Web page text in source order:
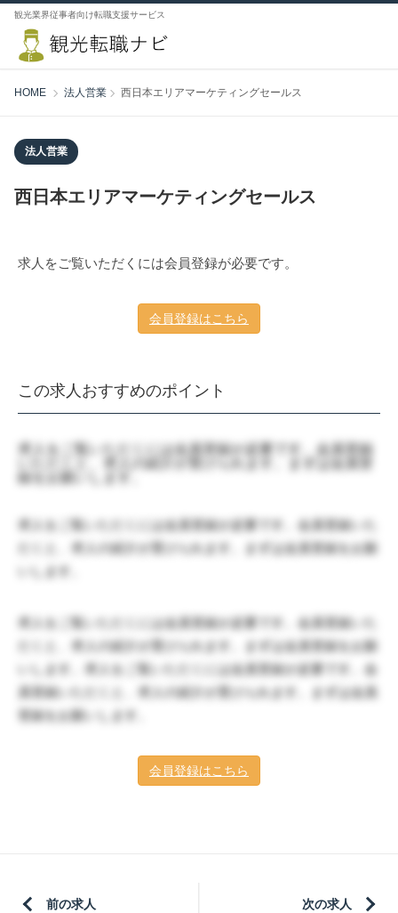
観光業界従事者向け転職支援サービス
HOME 法人営業 西日本エリアマーケティングセールス
法人営業
西日本エリアマーケティングセールス
求人をご覧いただくには会員登録が必要です。
会員登録はこちら
この求人おすすめのポイント
求人をご覧いただくには会員登録が必要です。会員登録
録をお願いします。
求人をご覧いただくには会員登録が必要です。会員登録いた
だくと、求人の紹介が受けられます。まずは会員登録をお願
いします。
求人をご覧いただくには会員登録が必要です。会員登録いた
だくと、求人の紹介が受けられます。まずは会員登録をお願
いします。求人をご覧いただくには会員登録が必要です。会
員登録いただくと、求人の紹介が受けられます。まずは会員
登録をお願いします。
会員登録はこちら
前の求人 次の求人